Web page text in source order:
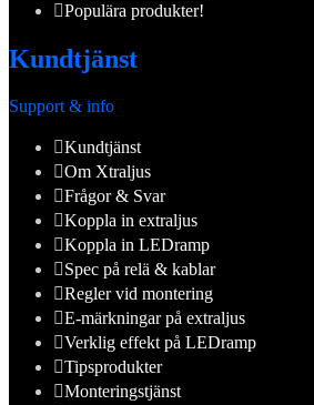
Populära produkter!
Kundtjänst
Support & info
Kundtjänst
Om Xtraljus
Frågor & Svar
Koppla in extraljus
Koppla in LEDramp
Spec på relä & kablar
Regler vid montering
E-märkningar på extraljus
Verklig effekt på LEDramp
Tipsprodukter
Monteringstjänst